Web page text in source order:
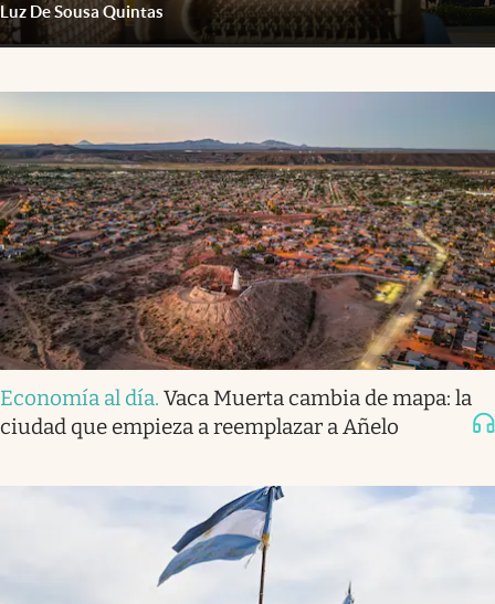
Luz De Sousa Quintas
Economía al día. Vaca Muerta cambia de mapa: la
ciudad que empieza a reemplazar a Añelo